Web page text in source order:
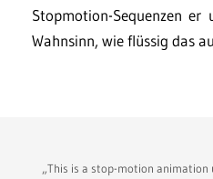
Stopmotion-Sequenzen er
Wahnsinn, wie flüssig das
„This is a stop-motion animation